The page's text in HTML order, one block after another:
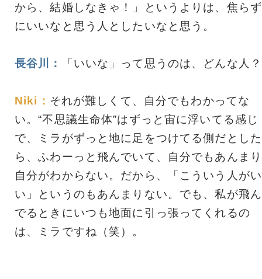
から、結婚しなきゃ！」というよりは、焦らず
にいいなと思う人としたいなと思う。
長谷川： 「いいな」って思うのは、どんな人？
Niki： それが難しくて、自分でもわかってな
い。“不思議生命体”はずっと宙に浮いてる感じ
で、ミラがずっと地に足をつけてる側だとした
ら、ふわーっと飛んでいて、自分でもあんまり
自分がわからない。だから、「こういう人がい
い」というのもあんまりない。でも、私が飛ん
でるときにいつも地面に引っ張ってくれるの
は、ミラですね（笑）。